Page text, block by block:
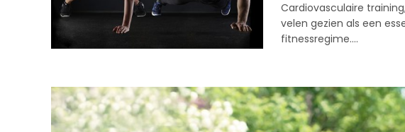
Cardiovasculaire
velen gezien als een
fitnessregime.…